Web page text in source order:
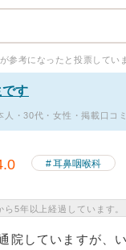
参考になったと投票してい
す
人・30代・女性・掲載口コミ
耳鼻咽喉科
ら5年以上経過しています。
院していますが、